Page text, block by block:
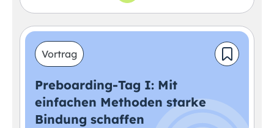
Vortrag
Preboarding-Tag I: Mit
einfachen Methoden starke
Bindung schaffen